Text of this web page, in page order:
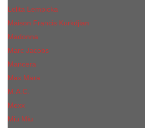
Lolita Lempicka
Maison Francis Kurkdjian
Madonna
Marc Jacobs
Mancera
Max Mara
M.А.C.
Mexx
Miu Miu